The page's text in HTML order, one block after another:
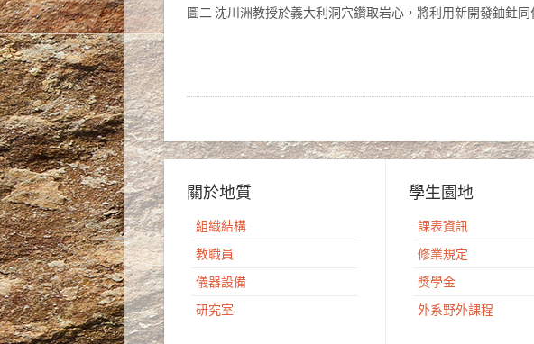
圖二 沈川洲教授於義大利洞穴鑽取岩心，將利用新開發鈾釷
關於地質
組織結構
教職員
儀器設備
研究室
學生園地
課表資訊
修業規定
獎學金
外系野外課程